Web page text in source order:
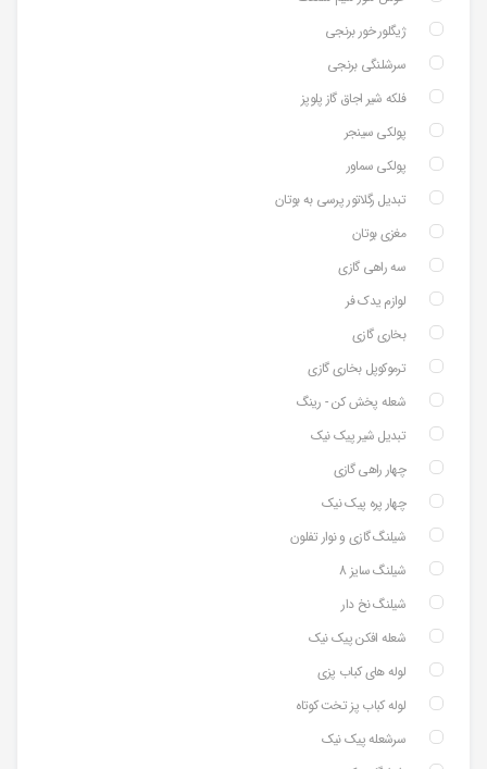
ژیگلور خور برنجی
سرشلنگی برنجی
فلکه شیر اجاق گاز پلوپز
پولکی سینجر
پولکی سماور
تبدیل رگلاتور پرسی به بوتان
مغزی بوتان
سه راهی گازی
لوازم یدک فر
بخاری گازی
ترموکوپل بخاری گازی
شعله پخش کن - رینگ
تبدیل شیر پیک نیک
چهار راهی گازی
چهار پره پیک نیک
شیلنگ گازی و نوار تفلون
شیلنگ سایز 8
شیلنگ نخ دار
شعله افکن پیک نیک
لوله های کباب پزی
لوله کباب پز تخت کوتاه
سرشعله پیک نیک